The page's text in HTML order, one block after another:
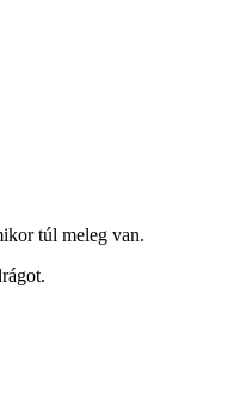
túl meleg van.